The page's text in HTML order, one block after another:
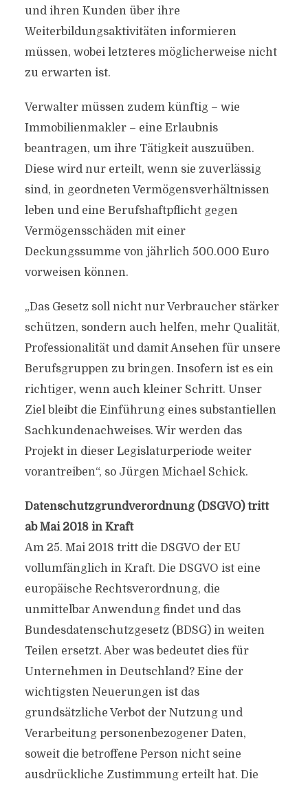
und ihren Kunden über ihre
Weiterbildungsaktivitäten informieren
müssen, wobei letzteres möglicherweise nicht
zu erwarten ist.
Verwalter müssen zudem künftig – wie
Immobilienmakler – eine Erlaubnis
beantragen, um ihre Tätigkeit auszuüben.
Diese wird nur erteilt, wenn sie zuverlässig
sind, in geordneten Vermögensverhältnissen
leben und eine Berufshaftpflicht gegen
Vermögensschäden mit einer
Deckungssumme von jährlich 500.000 Euro
vorweisen können.
„Das Gesetz soll nicht nur Verbraucher stärker
schützen, sondern auch helfen, mehr Qualität,
Professionalität und damit Ansehen für unsere
Berufsgruppen zu bringen. Insofern ist es ein
richtiger, wenn auch kleiner Schritt. Unser
Ziel bleibt die Einführung eines substantiellen
Sachkundenachweises. Wir werden das
Projekt in dieser Legislaturperiode weiter
vorantreiben“, so Jürgen Michael Schick.
Datenschutzgrundverordnung (DSGVO) tritt
ab Mai 2018 in Kraft
Am 25. Mai 2018 tritt die DSGVO der EU
vollumfänglich in Kraft. Die DSGVO ist eine
europäische Rechtsverordnung, die
unmittelbar Anwendung findet und das
Bundesdatenschutzgesetz (BDSG) in weiten
Teilen ersetzt. Aber was bedeutet dies für
Unternehmen in Deutschland? Eine der
wichtigsten Neuerungen ist das
grundsätzliche Verbot der Nutzung und
Verarbeitung personenbezogener Daten,
soweit die betroffene Person nicht seine
ausdrückliche Zustimmung erteilt hat. Die